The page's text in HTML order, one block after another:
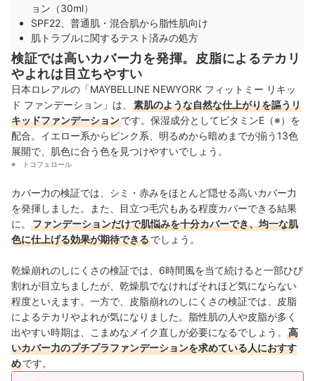
ョン（30ml）
SPF22、普通肌・混合肌から脂性肌向け
肌トラブルに関するテスト済みの処方
検証では高いカバー力を発揮。皮脂によるテカリ
やよれは目立ちやすい
日本ロレアルの「MAYBELLINE NEWYORK フィットミー リキッ
ド ファンデーション」は、
素肌のような自然な仕上がりを謳うリ
キッドファンデーションです。保湿成分としてビタミンE（※）を
配合。イエロー系からピンク系、明るめから暗めまでが揃う13色
展開で、肌色に合う色を見つけやすいでしょう。
トコフェロール
カバー力の検証では、シミ・赤みをほとんど隠せる高いカバー力
を発揮しました。また、目立つ毛穴もある程度カバーできる結果
に。
ファンデーションだけで肌悩みを十分カバーでき、均一な肌
色に仕上げる効果が期待できるでしょう。
乾燥崩れのしにくさの検証では、6時間風を当て続けると一部ひび
割れが目立ちましたが、乾燥肌でなければそれほど気にならない
程度といえます。一方で、皮脂崩れのしにくさの検証では、皮脂
によるテカリやよれが気になりました。脂性肌の人や皮脂が多く
出やすい時期は、こまめなメイク直しが必要になるでしょう。
高
いカバー力のプチプラファンデーションを求めている人におすす
めです。